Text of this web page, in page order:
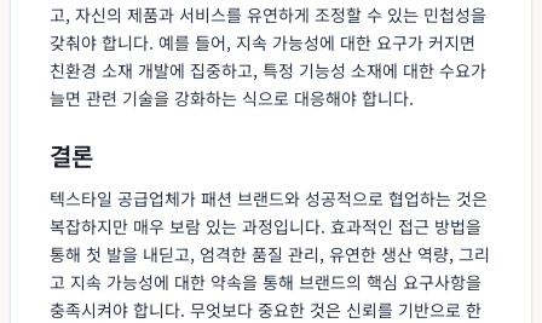
고, 자신의 제품과 서비스를 유연하게 조정할 수 있는 민첩성을
갖춰야 합니다. 예를 들어, 지속 가능성에 대한 요구가 커지면
친환경 소재 개발에 집중하고, 특정 기능성 소재에 대한 수요가
늘면 관련 기술을 강화하는 식으로 대응해야 합니다.
결론
텍스타일 공급업체가 패션 브랜드와 성공적으로 협업하는 것은
복잡하지만 매우 보람 있는 과정입니다. 효과적인 접근 방법을
통해 첫 발을 내딛고, 엄격한 품질 관리, 유연한 생산 역량, 그리
고 지속 가능성에 대한 약속을 통해 브랜드의 핵심 요구사항을
충족시켜야 합니다. 무엇보다 중요한 것은 신뢰를 기반으로 한